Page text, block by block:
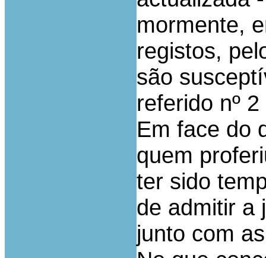
mormente,
registos,
são
referido nº
Em face do
quem
ter sido
de admitir a
junto com